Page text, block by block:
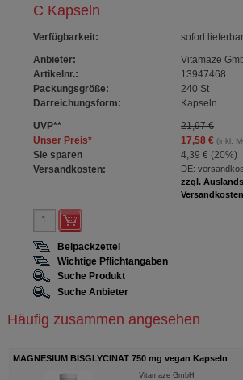
C Kapseln
Verfügbarkeit:
sofort lieferbar
Anbieter:
Vitamaze
Artikelnr.:
13947468
Packungsgröße:
240 St
Darreichungsform:
Kapseln
UVP**
21,97 €
Unser Preis* 17,58 €(inkl.
Sie sparen 4,39 € (20%)
Versandkosten:
DE:
zzgl.
Versandkosten
Beipackzettel
Wichtige Pflichtangaben
Suche Produkt
Suche Anbieter
Häufig zusammen angesehen
MAGNESIUM BISGLYCINAT 750 mg vegan Kapseln
Vitamaze GmbH